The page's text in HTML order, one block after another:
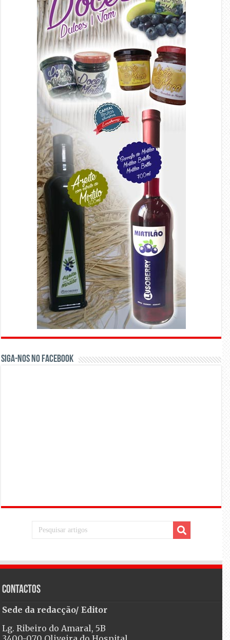
Siga-nos no Facebook
Contactos
Sede da redacção/ Editor
Lg. Ribeiro do Amaral, 5B